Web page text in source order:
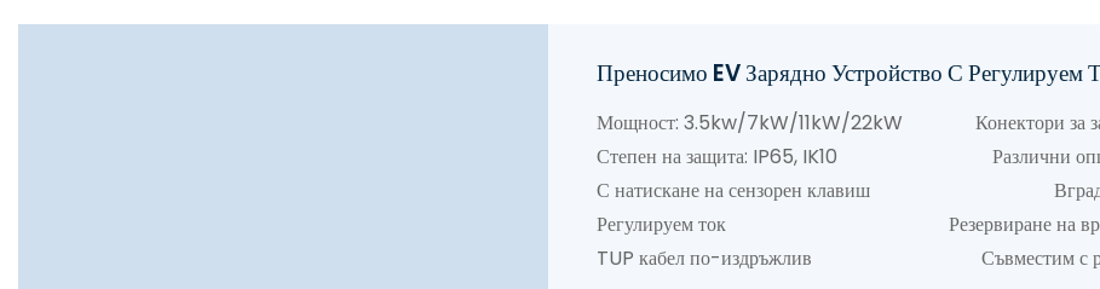
Преносимо EV Зарядно Устройство С
Мощност: 3.5kw/7kW/11kW/22kW Конектори за
Степен на защита: IP65, IK10 Различни опции
С натискане на сензорен клавиш Вградена
Регулируем ток Резервиране на време
TUP кабел по-издръжлив Съвместим с